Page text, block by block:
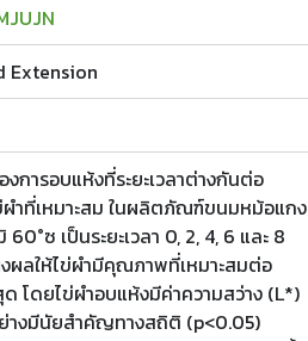
Extension
การอบแห้งที่ระยะเวลาต่างกันต่อ
ำที่เหมาะสม ในผลิตภัณฑ์ขนมหม้อแกง
ซ เป็นระยะเวลา 0, 2, 4, 6 และ 8
งผลให้ไข่ผำมีคุณภาพที่เหมาะสมต่อ
ดยไข่ผำอบแห้งมีค่าความสว่าง (L*)
างมีนัยสำคัญทางสถิติ (p<0.05)